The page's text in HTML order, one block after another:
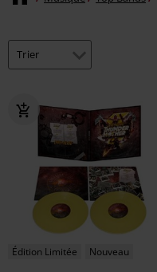
Édition Limitée Nouveau